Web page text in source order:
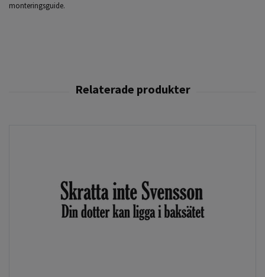
monteringsguide.